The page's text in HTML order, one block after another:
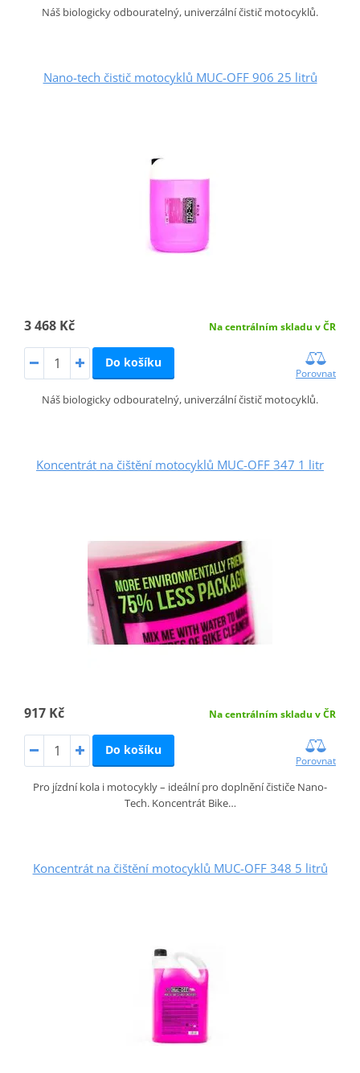
Náš biologicky odbouratelný, univerzální čistič motocyklů.
Nano-tech čistič motocyklů MUC-OFF 906 25 litrů
3 468 Kč Na centrálním skladu v ČR
Do košíku
Porovnat
Náš biologicky odbouratelný, univerzální čistič motocyklů.
Koncentrát na čištění motocyklů MUC-OFF 347 1 litr
917 Kč Na centrálním skladu v ČR
Do košíku
Porovnat
Pro jízdní kola i motocykly – ideální pro doplnění čističe Nano-
Tech. Koncentrát Bike…
Koncentrát na čištění motocyklů MUC-OFF 348 5 litrů